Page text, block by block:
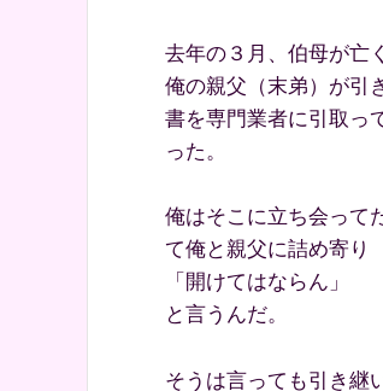
去年の３月、伯母が亡
俺の親父（末弟）が引
書を専門業者に引取っ
った。
俺はそこに立ち会って
て俺と親父に詰め寄り
「開けてはならん」
と言うんだ。
そうは言っても引き継